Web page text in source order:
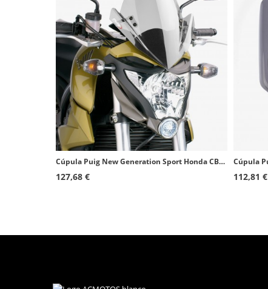
Cúpula Puig New Generation Sport Honda CB1000R (08-10) Transparente 4673W
127,68 € 112,81 €